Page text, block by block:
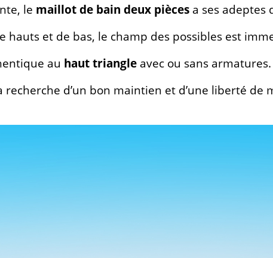
le maillot de bain deux pièces a ses adeptes
et de bas, le champ des possibles est
au haut triangle avec ou sans armatures.
recherche d’un bon maintien et d’une liberté